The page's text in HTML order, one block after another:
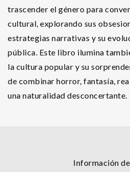
trascender el género para
cultural, explorando sus
estrategias narrativas y su
pública. Este libro ilumina
la cultura popular y su
de combinar horror, fantasía,
una naturalidad desconcertante.
Información